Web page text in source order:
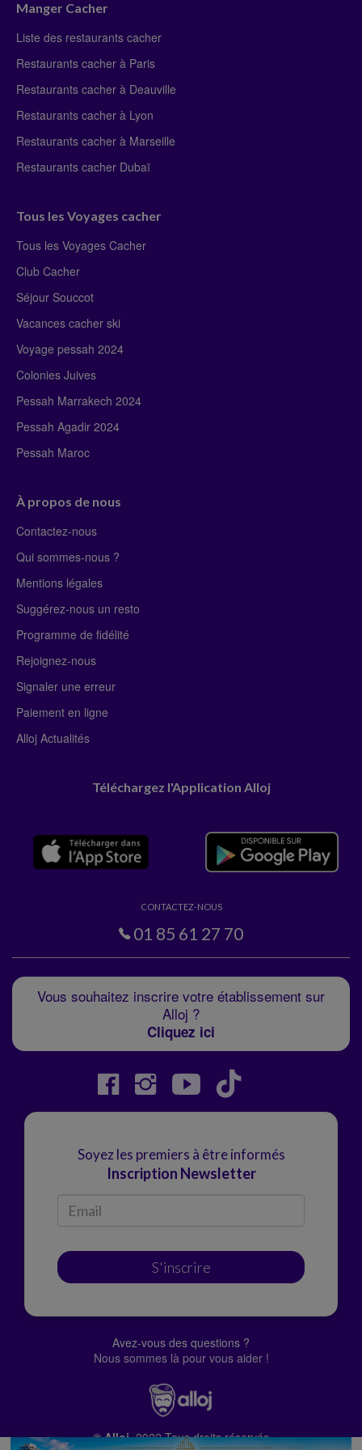
Manger Cacher
Liste des restaurants cacher
Restaurants cacher à Paris
Restaurants cacher à Deauville
Restaurants cacher à Lyon
Restaurants cacher à Marseille
Restaurants cacher Dubaï
Tous les Voyages cacher
Tous les Voyages Cacher
Club Cacher
Séjour Souccot
Vacances cacher ski
Voyage pessah 2024
Colonies Juives
Pessah Marrakech 2024
Pessah Agadir 2024
Pessah Maroc
À propos de nous
Contactez-nous
Qui sommes-nous ?
Mentions légales
Suggérez-nous un resto
Programme de fidélité
Rejoignez-nous
Signaler une erreur
Paiement en ligne
Alloj Actualités
Téléchargez l'Application Alloj
CONTACTEZ-NOUS
01 85 61 27 70
Vous souhaitez inscrire votre établissement sur
Alloj ?
Cliquez ici
Soyez les premiers à être informés
Inscription Newsletter
S'inscrire
Avez-vous des questions ?
Nous sommes là pour vous aider !
© Alloj.2022 Tous droits réservés